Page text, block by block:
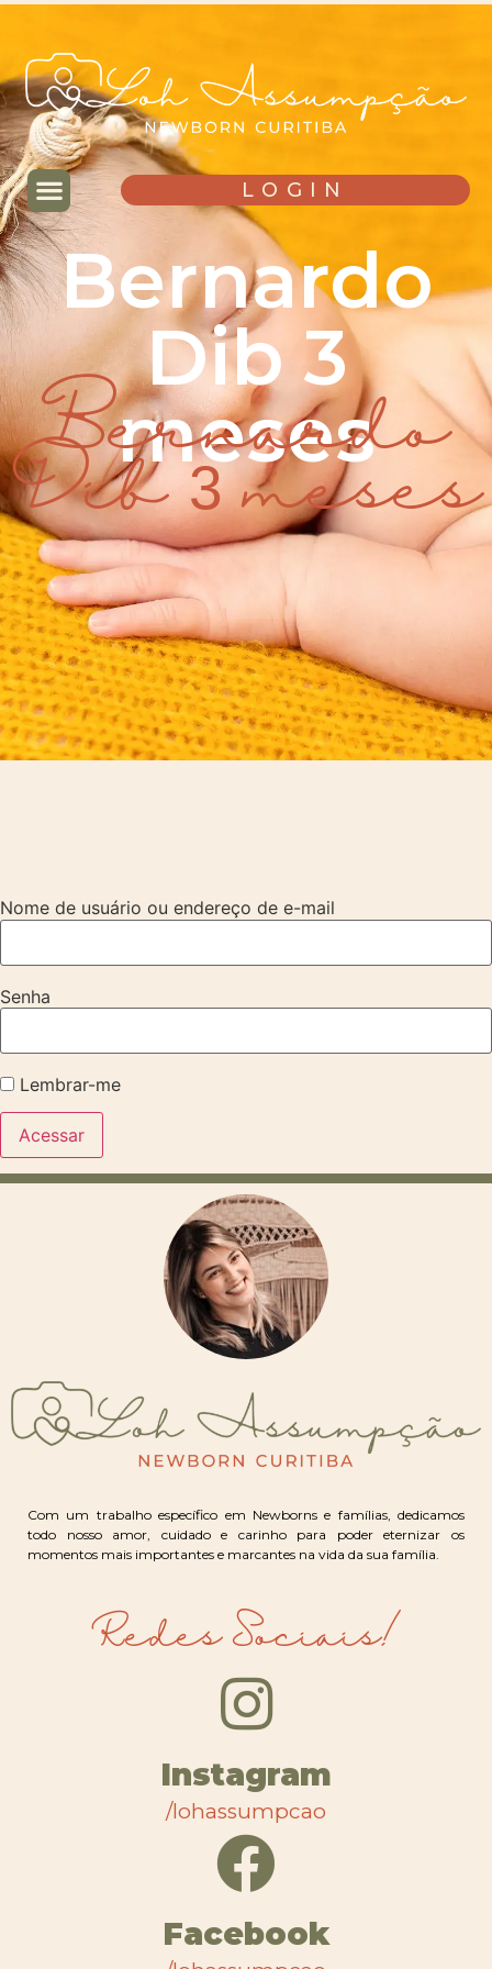
LOGIN
Bernardo
Dib 3
meses
Bernardo
Dib 3 meses
Nome de usuário ou endereço de e-mail
Senha
Lembrar-me
Com um trabalho específico em Newborns e famílias, dedicamos
todo nosso amor, cuidado e carinho para poder eternizar os
momentos mais importantes e marcantes na vida da sua família.
Redes Sociais!
Instagram
/lohassumpcao
Facebook